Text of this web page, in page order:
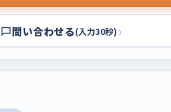
問い合わせる(入力30秒) ›